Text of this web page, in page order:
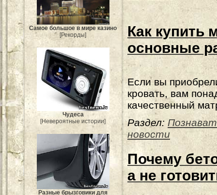
Самое большое в мире казино
[Рекорды]
Чудеса
[Невероятные истории]
Разные брызговики для
Как купить
основные
Если вы
кровать, вам
качественный
Раздел:
новости
Почему
а не